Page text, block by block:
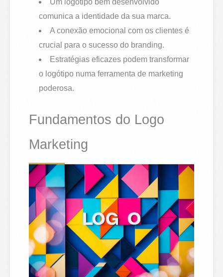
Um logótipo bem desenvolvido
comunica a identidade da sua marca.
A conexão emocional com os clientes é
crucial para o sucesso do branding.
Estratégias eficazes podem transformar
o logótipo numa ferramenta de marketing
poderosa.
Fundamentos do Logo
Marketing